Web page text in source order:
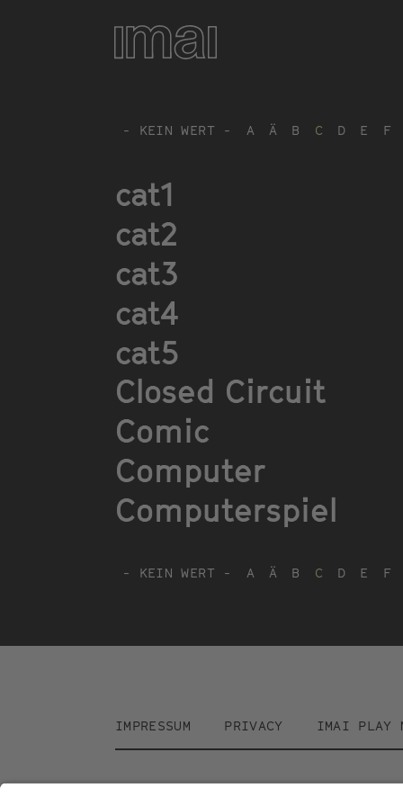
- KEIN WERT - A Ä B C D E F
cat1
cat2
cat3
cat4
cat5
Closed Circuit
Comic
Computer
Computerspiel
- KEIN WERT - A Ä B C D E F
Footer
IMPRESSUM PRIVACY IMAI PLAY